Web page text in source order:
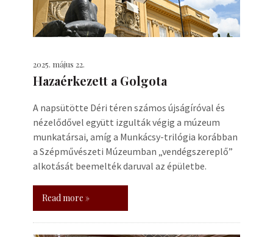
2025. május 22.
Hazaérkezett a Golgota
A napsütötte Déri téren számos újságíróval és
nézelődővel együtt izgulták végig a múzeum
munkatársai, amíg a Munkácsy-trilógia korábban
a Szépművészeti Múzeumban „vendégszereplő”
alkotását beemelték daruval az épületbe.
Read more »